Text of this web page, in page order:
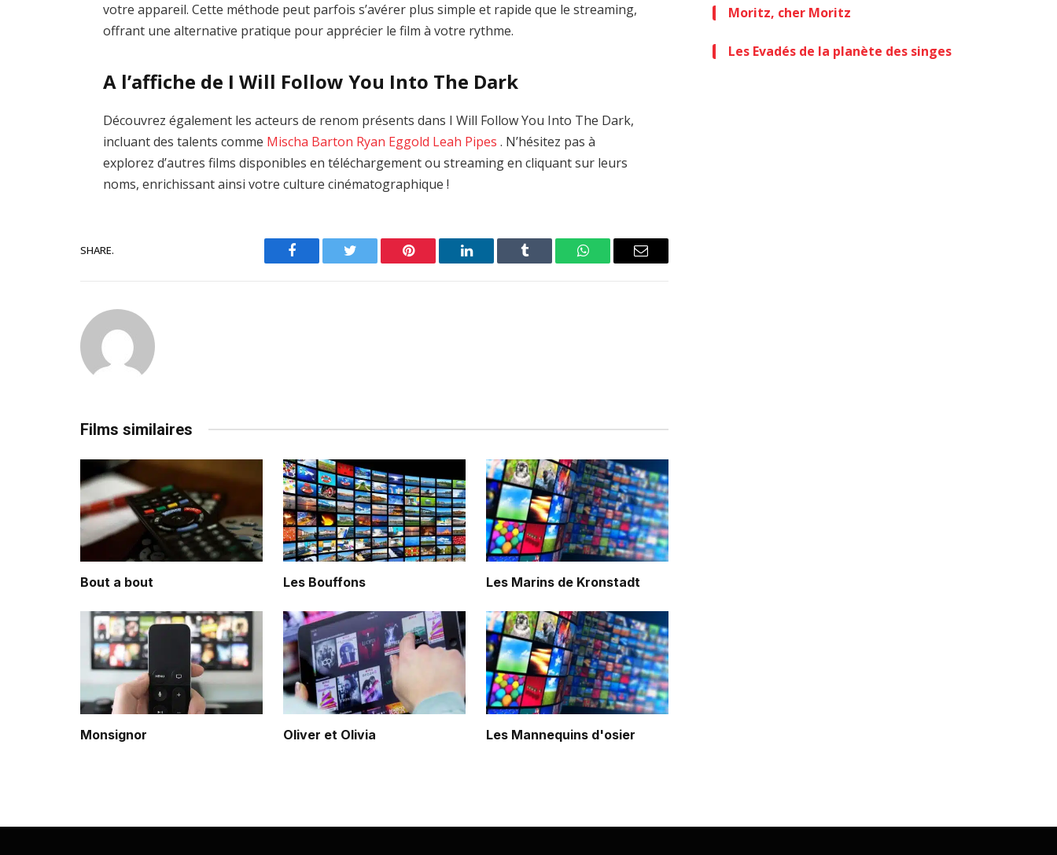
votre appareil. Cette méthode peut parfois s’avérer plus simple et rapide que le streaming,
offrant une alternative pratique pour apprécier le film à votre rythme.
A l’affiche de I Will Follow You Into The Dark
Découvrez également les acteurs de renom présents dans I Will Follow You Into The Dark,
incluant des talents comme Mischa Barton Ryan Eggold Leah Pipes . N’hésitez pas à
explorez d’autres films disponibles en téléchargement ou streaming en cliquant sur leurs
noms, enrichissant ainsi votre culture cinématographique !
SHARE.
Facebook Twitter Pinterest LinkedIn Tumblr WhatsAppEmail
Films similaires
Bout a bout Les Bouffons Les Marins de Kronstadt
Monsignor Oliver et Olivia Les Mannequins d'osier
Moritz, cher Moritz
Les Evadés de la planète des singes